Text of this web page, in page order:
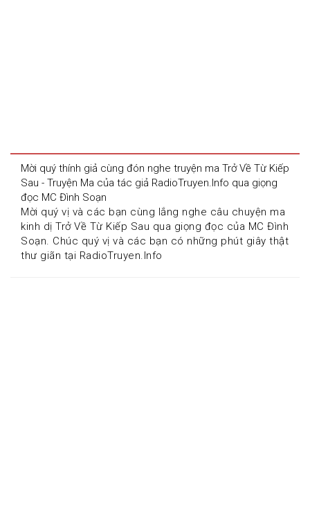
Mời quý thính giả cùng đón nghe truyện ma Trở Về Từ Kiếp
Sau - Truyện Ma của tác giả RadioTruyen.Info qua giọng
đọc MC Đình Soạn
Mời quý vị và các bạn cùng lắng nghe câu chuyện ma
kinh dị Trở Về Từ Kiếp Sau qua giọng đọc của MC Đình
Soạn. Chúc quý vị và các bạn có những phút giây thật
thư giãn tại RadioTruyen.Info